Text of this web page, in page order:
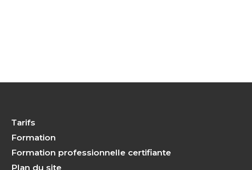
Tarifs
Formation
Formation professionnelle certifiante
Plan du site